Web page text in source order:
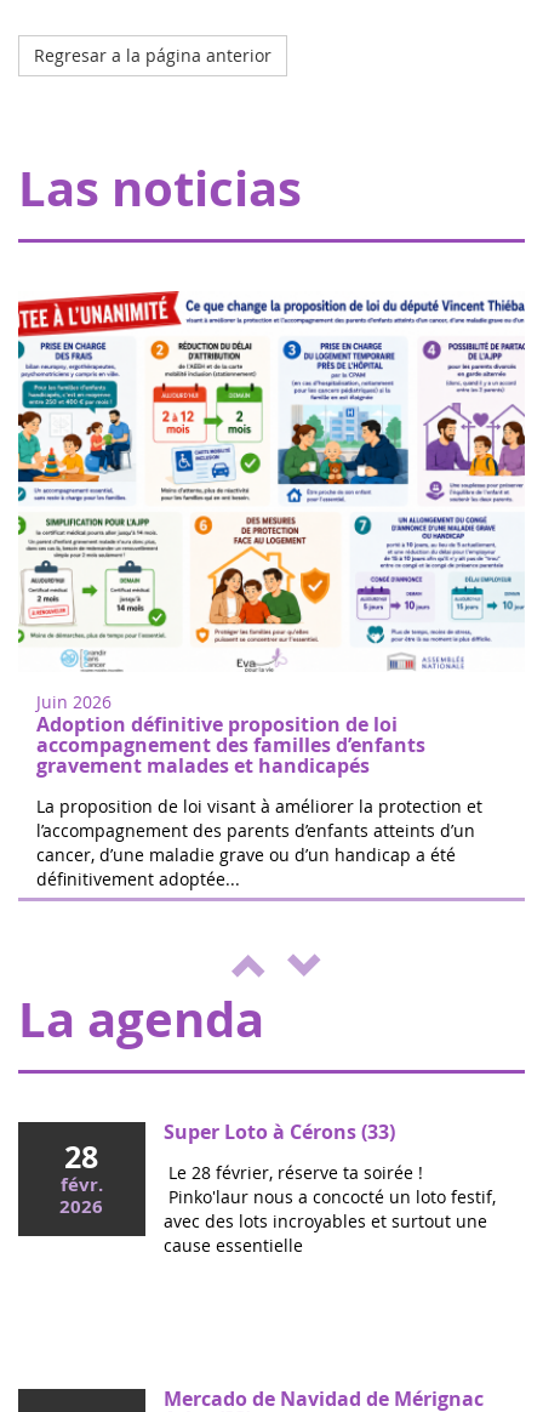
Regresar a la página anterior
Las noticias
subvención de 20.000 euros que permite a Pharmavie
crear un espacio dedicado a los pequeños pacientes con
Juin 2026
Adoption définitive proposition de loi
accompagnement des familles d’enfants
gravement malades et handicapés
La proposition de loi visant à améliorer la protection et
l’accompagnement des parents d’enfants atteints d’un
cancer, d’une maladie grave ou d’un handicap a été
définitivement adoptée...
Ce mercredi, le député Vincent Thiébaut organisait avec
La agenda
18
juin
2022
Mujeres de corazón en Nogent sur
Oise
Camine o corra para apoyar la
Registro gratuito en el sitio. El 100% d...
04
Las 24 horas de Boissy le Cutté
El equipo de Running Pour L'espoir
actividades a beneficio de Eva pour la vie
y ENVOL, para apoyar a los niños e...
28
févr.
2026
Super Loto à Cérons (33)
Le 28 février, réserve ta soirée !
Pinko'laur nous a concocté un loto festif,
avec des lots incroyables et surtout une
cause essentielle
Mercado de Navidad de Mérignac